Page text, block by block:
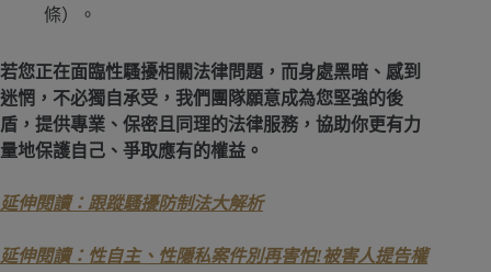
條）。
若您正在面臨性騷擾相關法律問題，而身處黑暗、感到
迷惘，不必獨自承受，我們團隊願意成為您堅強的後
盾，提供專業、保密且同理的法律服務，協助你更有力
量地保護自己、爭取應有的權益。
延伸閱讀：跟蹤騷擾防制法大解析
延伸閱讀：性自主、性隱私案件別再害怕!被害人提告權